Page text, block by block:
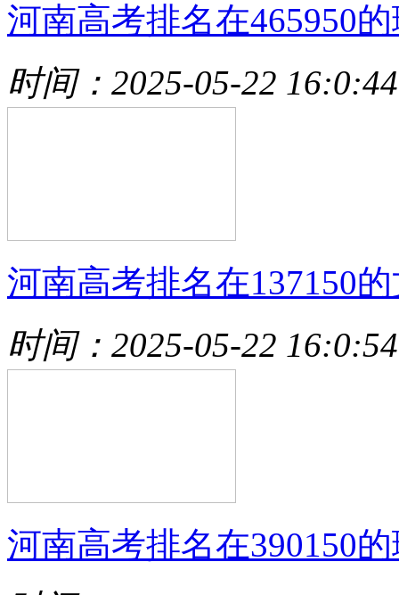
河南高考排名在465950
时间：2025-05-22 16:0:44
河南高考排名在137150
时间：2025-05-22 16:0:54
河南高考排名在390150